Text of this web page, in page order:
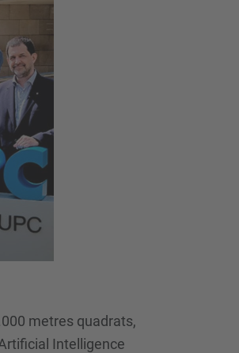
metres quadrats,
Intelligence